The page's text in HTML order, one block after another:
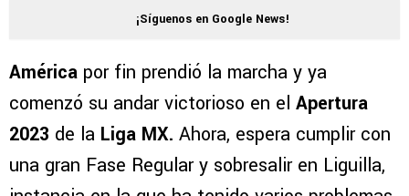
¡Síguenos en Google News!
América por fin prendió la marcha y ya
comenzó su andar victorioso en el Apertura
2023 de la Liga MX. Ahora, espera cumplir con
una gran Fase Regular y sobresalir en Liguilla,